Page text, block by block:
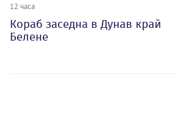
12 часа
Кораб заседна в Дунав край
Белене